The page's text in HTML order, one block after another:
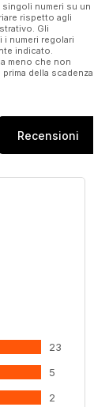
numeri su un
rispetto agli
Gli
numeri regolari
indicato.
meno che non
della scadenza
Recensioni
23
5
2